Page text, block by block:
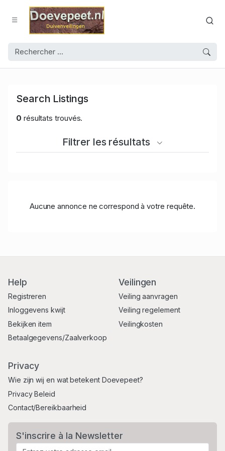
Search Listings
0 résultats trouvés.
Filtrer les résultats
Aucune annonce ne correspond à votre requête.
Help
Registreren
Inloggevens kwijt
Bekijken item
Betaalgegevens/Zaalverkoop
Veilingen
Veiling aanvragen
Veiling regelement
Veilingkosten
Privacy
Wie zijn wij en wat betekent Doevepeet?
Privacy Beleid
Contact/Bereikbaarheid
S'inscrire à la Newsletter